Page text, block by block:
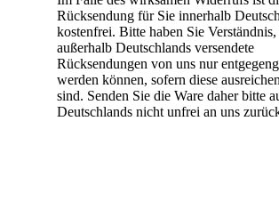
Rücksendung für Sie innerhalb
kostenfrei. Bitte haben Sie Verständnis,
außerhalb Deutschlands versendete
Rücksendungen von uns nur
werden können, sofern diese
sind. Senden Sie die Ware daher bitte
Deutschlands nicht unfrei an uns